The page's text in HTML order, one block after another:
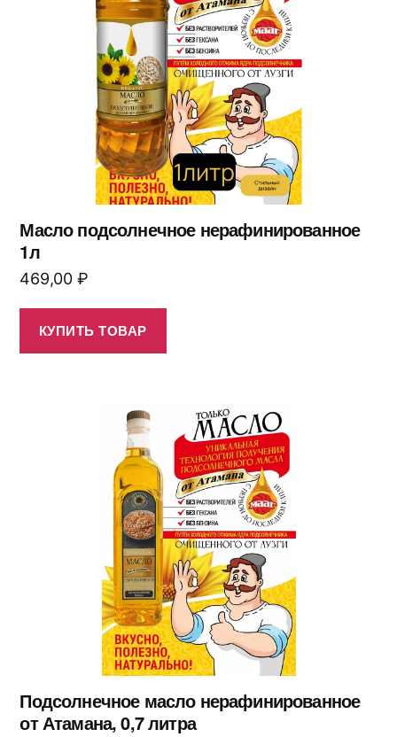
Масло подсолнечное нерафинированное
1л
469,00 ₽
КУПИТЬ ТОВАР
Подсолнечное масло нерафинированное
от Атамана, 0,7 литра